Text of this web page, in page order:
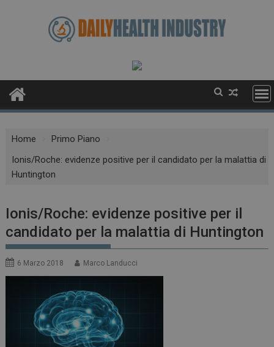
Home
Primo Piano
Ionis/Roche: evidenze positive per il candidato per la malattia di
Huntington
Ionis/Roche: evidenze positive per il
candidato per la malattia di Huntington
6 Marzo 2018 Marco Landucci